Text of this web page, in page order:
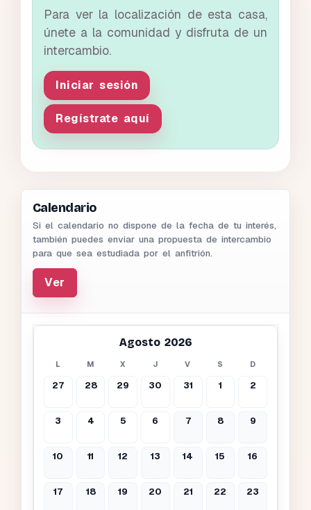
Para ver la localización de esta casa,
únete a la comunidad y disfruta de un
intercambio.
Iniciar sesión
Regístrate aquí
Calendario
Si el calendario no dispone de la fecha de tu interés,
también puedes enviar una propuesta de intercambio
para que sea estudiada por el anfitrión.
Ver
Agosto 2026
L M X J V S D
27 28 29 30 31 1 2
3 4 5 6 7 8 9
10 11 12 13 14 15 16
17 18 19 20 21 22 23